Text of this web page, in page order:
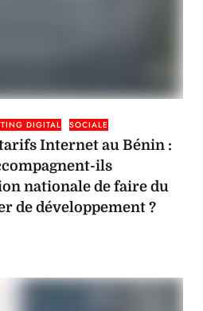
DIGITAL SOCIALE
Internet au Bénin :
ils
nationale de faire du
de développement ?